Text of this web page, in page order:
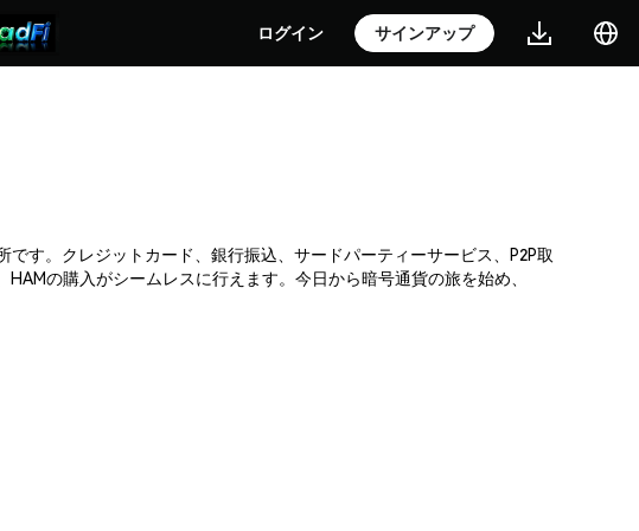
ログイン サインアップ
す。クレジットカード、銀行振込、サードパーティーサービス、P2P取
の購入がシームレスに行えます。今日から暗号通貨の旅を始め、